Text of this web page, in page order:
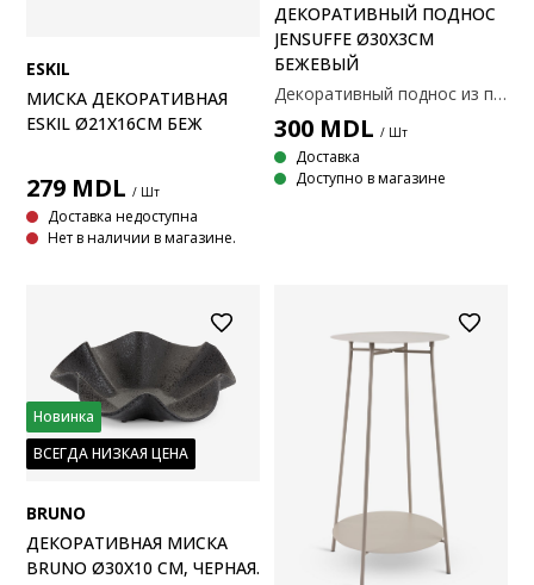
ESKIL
МИСКА ДЕКОРАТИВНАЯ
ESKIL Ø21X16СМ БЕЖ
279 MDL / Шт
Доставка недоступна
Нет в наличии в магазине.
ДЕКОРАТИВНЫЙ ПОДНОС
JENSUFFE Ø30X3СМ
БЕЖЕВЫЙ
Декоративный поднос из полирезины с бежевой отделкой и песчаной текстурой. Идеально подходит для организации предметов или как декоративный элемент на обеденном столе. Ø30x3 см
300 MDL / Шт
Доставка
Доступно в магазине
Новинка
ВСЕГДА НИЗКАЯ ЦЕНА
BRUNO
ДЕКОРАТИВНАЯ МИСКА
BRUNO Ø30X10 СМ, ЧЕРНАЯ.